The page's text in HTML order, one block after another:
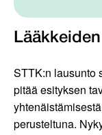
STTK:n lausunto
pitää esityksen
perusteltuna.